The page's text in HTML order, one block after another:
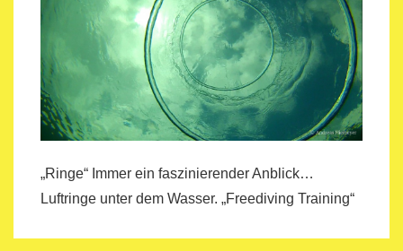
„Ringe“ Immer ein faszinierender Anblick…
Luftringe unter dem Wasser. „Freediving Training“